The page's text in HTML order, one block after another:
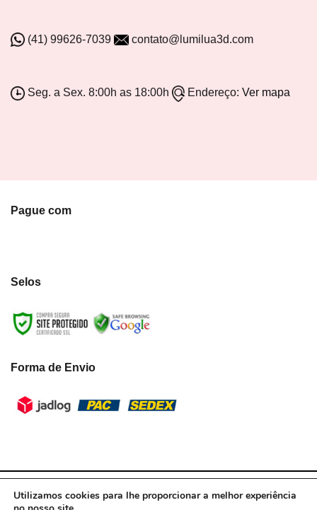
(41) 99626-7039 contato@lumilua3d.com
Seg. a Sex. 8:00h as 18:00h Endereço: Ver mapa
Pague com
Selos
Forma de Envio
LumiLua3D - CNPJ:39.433.787/0001-10 © Todos os direitos reservados.
2021
Utilizamos cookies para lhe proporcionar a melhor experiência